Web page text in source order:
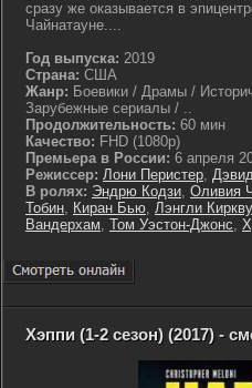
сразу же оказывается в
Чайнатауне....
Год выпуска: 2019
Страна: США
Жанр: Боевики / Драмы /
Зарубежные сериалы / ..
Продолжительность: 60 мин
Качество: FHD (1080p)
Премьера в России: 6 апреля
Режиссер: Лони Перистер,
В ролях: Эндрю Кодзи, Оливия
Тобин, Киран Бью, Лэнгли
Вандерхам, Том Уэстон-Джонс,
Хэппи (1-2 сезон) (2017) -